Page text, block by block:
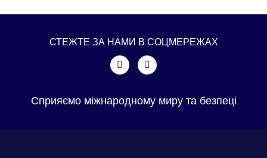
СТЕЖТЕ ЗА НАМИ В СОЦМЕРЕЖАХ
Сприяємо міжнародному миру та безпеці